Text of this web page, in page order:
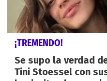
¡TREMENDO!
Se supo la verdad
Tini Stoessel con